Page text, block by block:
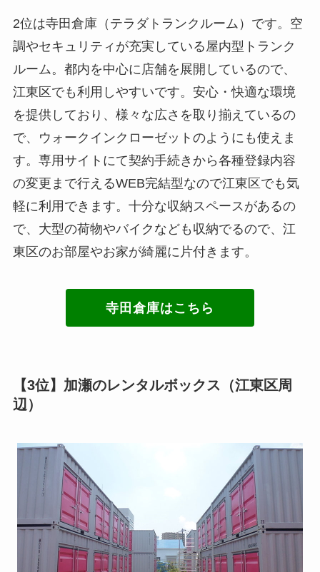
2位は寺田倉庫（テラダトランクルーム）です。空
調やセキュリティが充実している屋内型トランク
ルーム。都内を中心に店舗を展開しているので、
江東区でも利用しやすいです。安心・快適な環境
を提供しており、様々な広さを取り揃えているの
で、ウォークインクローゼットのようにも使えま
す。専用サイトにて契約手続きから各種登録内容
の変更まで行えるWEB完結型なので江東区でも気
軽に利用できます。十分な収納スペースがあるの
で、大型の荷物やバイクなども収納でるので、江
東区のお部屋やお家が綺麗に片付きます。
寺田倉庫はこちら
【3位】加瀬のレンタルボックス（江東区周
辺）